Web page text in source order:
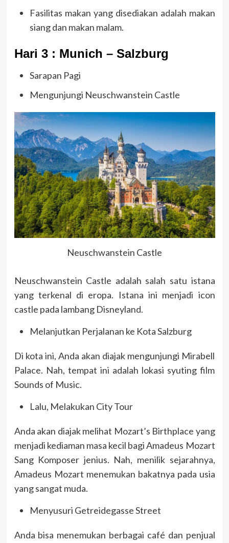
Fasilitas makan yang disediakan adalah makan
siang dan makan malam.
Hari 3 : Munich – Salzburg
Sarapan Pagi
Mengunjungi Neuschwanstein Castle
Neuschwanstein Castle
Neuschwanstein Castle adalah salah satu istana
yang terkenal di eropa. Istana ini menjadi icon
castle pada lambang Disneyland.
Melanjutkan Perjalanan ke Kota Salzburg
Di kota ini, Anda akan diajak mengunjungi Mirabell
Palace. Nah, tempat ini adalah lokasi syuting film
Sounds of Music.
Lalu, Melakukan City Tour
Anda akan diajak melihat Mozart’s Birthplace yang
menjadi kediaman masa kecil bagi Amadeus Mozart
Sang Komposer jenius. Nah, menilik sejarahnya,
Amadeus Mozart menemukan bakatnya pada usia
yang sangat muda.
Menyusuri Getreidegasse Street
Anda bisa menemukan berbagai café dan penjual